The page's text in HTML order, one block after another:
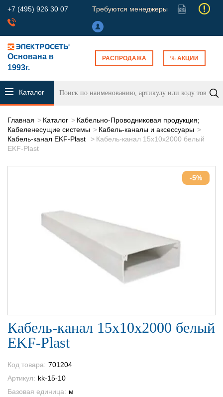
+7 (495) 926 30 07 Требуются менеджеры
Основана в
1993г.
РАСПРОДАЖА % АКЦИИ
Каталог
Главная Каталог
Кабельно-Проводниковая продукция;
Кабеленесущие системы
Кабель-каналы и аксессуары
Кабель-канал EKF-Plast
Кабель-канал 15х10х2000 белый
EKF-Plast
-5%
Кабель-канал 15х10х2000 белый
EKF-Plast
Код товара: 701204
Артикул: kk-15-10
Базовая единица: м